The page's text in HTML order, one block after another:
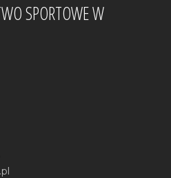
SPORTOWE W